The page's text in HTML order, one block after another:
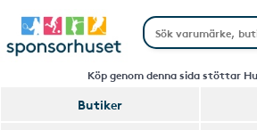
Köp genom denna sida stöttar
Butiker